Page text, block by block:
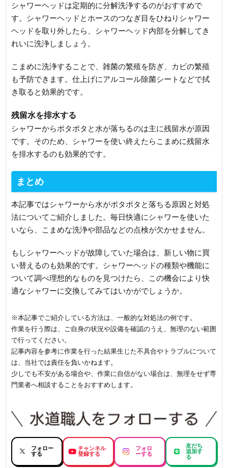
シャワーヘッドは定期的に分解洗浄するのがおすすめで
す。シャワーヘッドとホースのつなぎ目をひねりシャワー
ヘッドを取り外したら、シャワーヘッド内部を分解してき
れいに洗浄しましょう。
こまめに洗浄することで、雑菌の繁殖を防ぎ、カビの繁殖
も予防できます。仕上げにアルコール除菌シートなどで拭
き取ると効果的です。
残留水を排水する
シャワーからポタポタと水が落ちるのは主に残留水が原因
です。そのため、シャワーを使い終えたらこまめに残留水
を排水するのも効果的です。
まとめ
本記事ではシャワーから水がポタポタと落ちる原因と対処
法についてご紹介しました。毎日快適にシャワーを使いた
いなら、こまめな洗浄や部品などの点検が欠かせません。
もしシャワーヘッドが故障していた場合は、新しい物に買
い替えるのも効果的です。シャワーヘッドの種類や機能に
ついて調べ理想的なものを見つけたら、この機会により快
適なシャワーに交換してみてはいかがでしょうか。
※本記事でご紹介している方法は、一般的な対処法の例です。
作業を行う際は、ご自身の状況や設備を確認のうえ、無理のない範囲
で行ってください。
記事内容を参考に作業を行った結果生じた不具合やトラブルについて
は、当社では責任を負いかねます。
少しでも不安がある場合や、作業に自信がない場合は、無理をせず専
門業者へ相談することをおすすめします。
フォロー
する
チャンネル
登録する
フォロ
ーする
友だち
追加す
る